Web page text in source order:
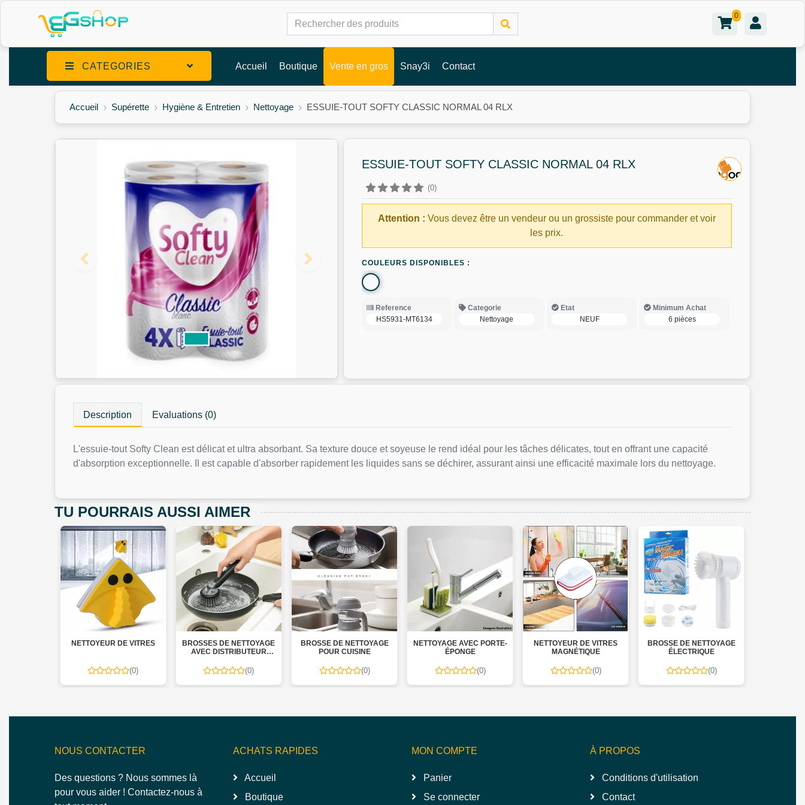
0
CATEGORIES Accueil Boutique Vente en gros Snay3i Contact
Accueil Supérette Hygiène & Entretien Nettoyage ESSUIE-TOUT SOFTY CLASSIC NORMAL 04 RLX
ESSUIE-TOUT SOFTY CLASSIC NORMAL 04 RLX
(0)
Attention : Vous devez être un vendeur ou un grossiste pour commander et voir
les prix.
COULEURS DISPONIBLES :
Reference
HS5931-MT6134
Categorie
Nettoyage
Etat
NEUF
Minimum Achat
6 pièces
Description Evaluations (0)
L'essuie-tout Softy Clean est délicat et ultra absorbant. Sa texture douce et soyeuse le rend idéal pour les tâches délicates, tout en offrant une capacité
d'absorption exceptionnelle. Il est capable d'absorber rapidement les liquides sans se déchirer, assurant ainsi une efficacité maximale lors du nettoyage.
TU POURRAIS AUSSI AIMER
NETTOYEUR DE VITRES
(0)
BROSSES DE NETTOYAGE
AVEC DISTRIBUTEUR
(0)
BROSSE DE NETTOYAGE
POUR CUISINE
(0)
NETTOYAGE AVEC PORTE-
ÉPONGE
(0)
NETTOYEUR DE VITRES
MAGNÉTIQUE
(0)
BROSSE DE NETTOYAGE
ÉLECTRIQUE
(0)
NOUS CONTACTER
Des questions ? Nous sommes là
pour vous aider ! Contactez-nous à
ACHATS RAPIDES
Accueil
Boutique
MON COMPTE
Panier
Se connecter
À PROPOS
Conditions d'utilisation
Contact